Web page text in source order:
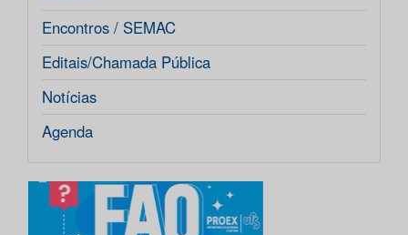
Encontros / SEMAC
Editais/Chamada Pública
Notícias
Agenda